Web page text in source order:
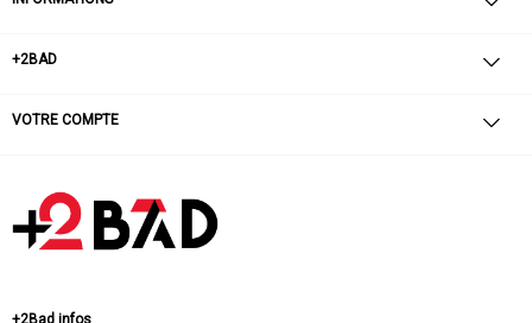
+2BAD
VOTRE COMPTE
+2Bad infos